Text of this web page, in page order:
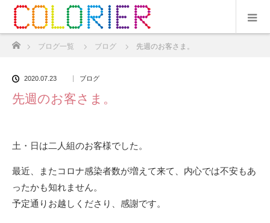
ブログ一覧 ブログ 先週のお客さま。
2020.07.23 ブログ
先週のお客さま。
土・日は二人組のお客様でした。
最近、またコロナ感染者数が増えて来て、内心では不安もあ
ったかも知れません。
予定通りお越しくださり、感謝です。